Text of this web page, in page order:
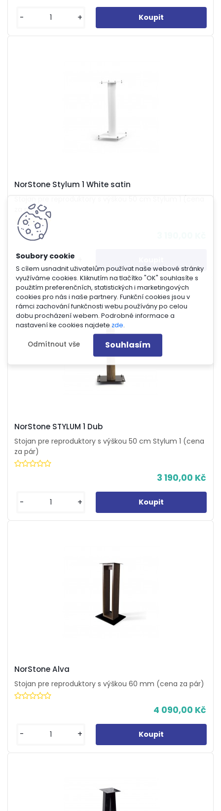
S cílem usnadnit uživatelům používat naše webové stránky
využíváme cookies. Kliknutím na tlačítko "OK" souhlasíte s
použitím preferenčních, statistických i marketingových
cookies pro nás i naše partnery. Funkční cookies jsou v
rámci zachování funkčnosti webu používány po celou
dobu procházení webem. Podrobné informace a
nastavení ke cookies najdete zde.
Odmítnout vše Souhlasím
- +
NorStone Stylum 1 White satin
Stojan pre reproduktory s výškou 50 cm Stylum 1 (cena
za pár)
-
NorStone STYLUM 1 Dub
Stojan pre reproduktory s výškou 50 cm Stylum 1 (cena
za pár)
3 190,00 Kč
- +
NorStone Alva
Stojan pre reproduktory s výškou 60 mm (cena za pár)
4 090,00 Kč
- +